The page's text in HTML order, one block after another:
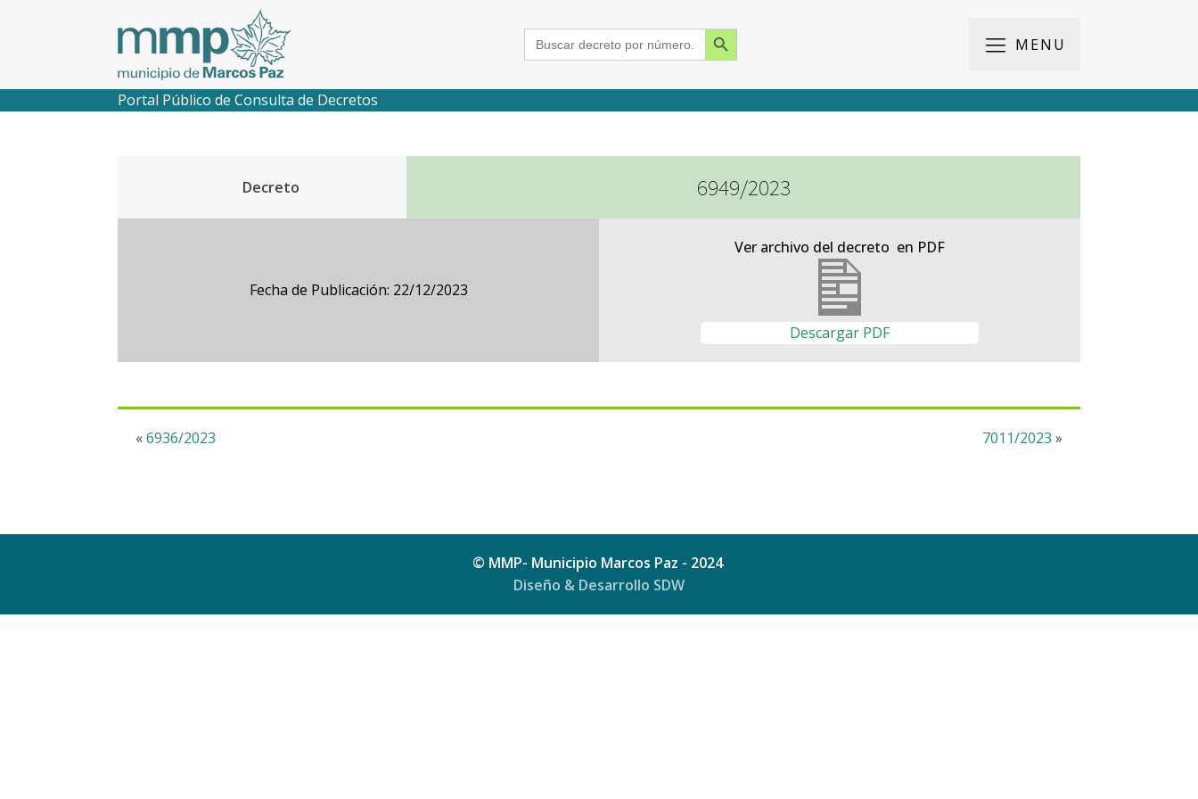
Search
for:
Search Button
MENU
2018
2017
2016
2015
Portal Público de Consulta de Decretos
Decreto 6949/2023
Fecha de Publicación: 22/12/2023
Ver archivo del decreto en PDF
Descargar PDF
«6936/2023 7011/2023 »
© MMP- Municipio Marcos Paz - 2024
Diseño & Desarrollo SDW